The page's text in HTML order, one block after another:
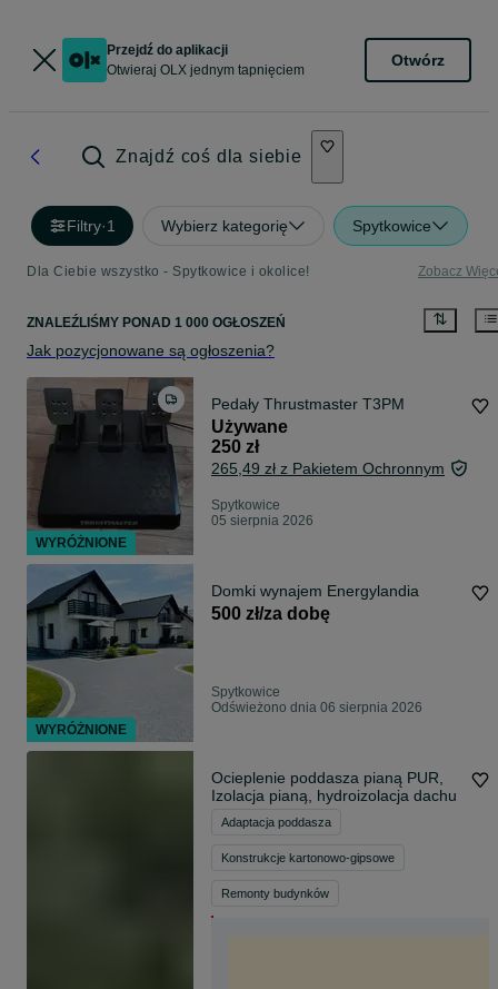
Przejdź do aplikacji
Otwieraj OLX jednym tapnięciem
Otwórz
Znajdź coś dla siebie
Filtry·1 Wybierz kategorię Spytkowice
Dla Ciebie wszystko - Spytkowice i okolice! Zobacz
ZNALEŹLIŚMY PONAD 1 000 OGŁOSZEŃ
Jak pozycjonowane są ogłoszenia?
Pedały Thrustmaster T3PM
Używane
250 zł
265,49 zł z Pakietem Ochronnym
Spytkowice
05 sierpnia 2026
Domki wynajem Energylandia
500 zł/za dobę
Spytkowice
Odświeżono dnia 06 sierpnia 2026
Ocieplenie poddasza pianą PUR,
Izolacja pianą, hydroizolacja dachu
Adaptacja poddasza
Konstrukcje kartonowo-gipsowe
Remonty budynków
WYRÓŻNIONE
WYRÓŻNIONE